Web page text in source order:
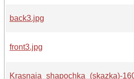
back3.jpg
front3.jpg
Krasnaia_shapochka_(skazka)-